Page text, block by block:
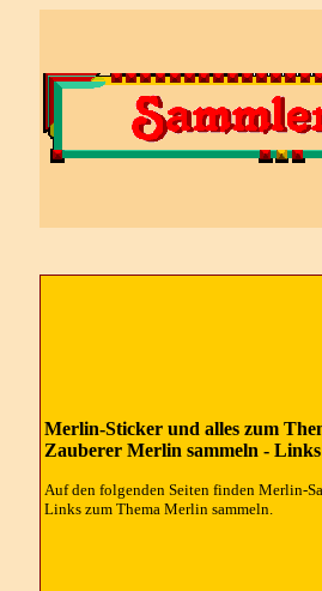
Merlin-Sticker und alles zum
Zauberer Merlin sammeln - Links
Auf den folgenden Seiten finden Merlin-
Links zum Thema Merlin sammeln.